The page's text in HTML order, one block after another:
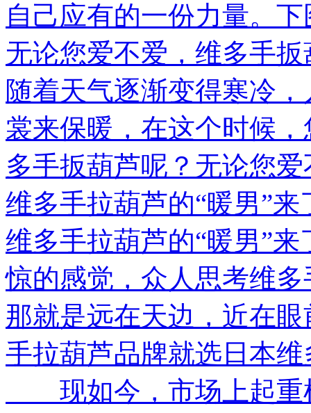
自己应有的一份力量。
无论您爱不爱，维多手
随着天气逐渐变得寒冷
裳来保暖，在这个时候
多手扳葫芦呢？无论您
维多手拉葫芦的“暖男”来
维多手拉葫芦的“暖男”
惊的感觉，众人思考维
那就是远在天边，近在眼
手拉葫芦品牌就选日本
现如今，市场上起重